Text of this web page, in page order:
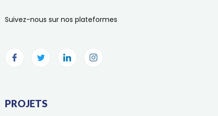
Suivez-nous sur nos plateformes
PROJETS